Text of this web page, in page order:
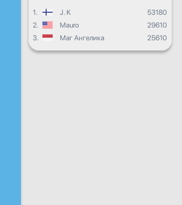
1. J. K
53180
2.
Mauro
29610
3.
Маг Ангелика 25610